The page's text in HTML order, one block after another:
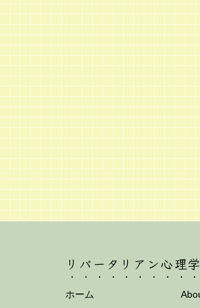
リバータリアン心理
ホーム